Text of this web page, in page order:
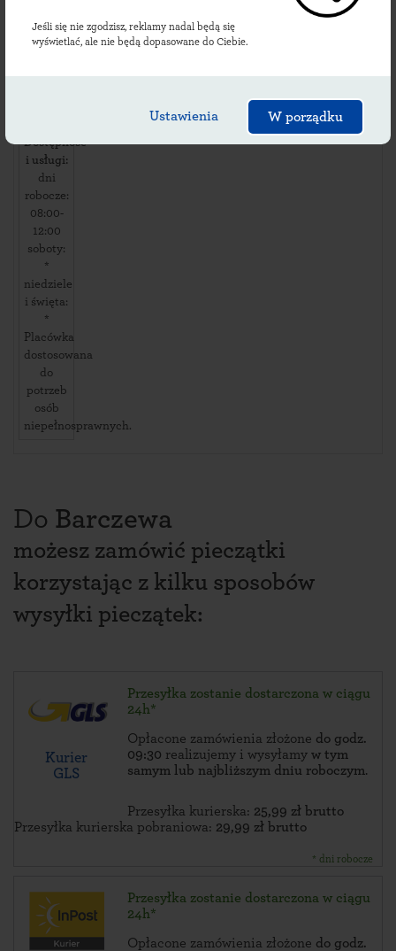
Jeśli się nie zgodzisz, reklamy nadal będą się
wyświetlać, ale nie będą dopasowane do Ciebie.
Ustawienia W porządku
ul.
Dostępność
i usługi:
dni
robocze:
08:00-
12:00
soboty:
*
niedziele
i święta:
*
Placówka
dostosowana
do
potrzeb
osób
niepełnosprawnych.
Do Barczewa
możesz zamówić pieczątki
korzystając z kilku sposobów
wysyłki pieczątek:
Kurier
GLS
Przesyłka zostanie dostarczona w ciągu
24h*
Opłacone zamówienia złożone do godz.
09:30 realizujemy i wysyłamy w tym
samym lub najbliższym dniu roboczym.
Przesyłka kurierska: 25,99 zł brutto
Przesyłka kurierska pobraniowa: 29,99 zł brutto
* dni robocze
Przesyłka zostanie dostarczona w ciągu
24h*
Opłacone zamówienia złożone do godz.